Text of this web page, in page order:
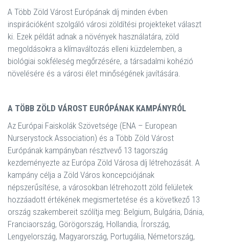
A Több Zöld Várost Európának díj minden évben
inspirációként szolgáló városi zöldítési projekteket választ
ki. Ezek példát adnak a növények használatára, zöld
megoldásokra a klímaváltozás elleni küzdelemben, a
biológiai sokféleség megőrzésére, a társadalmi kohézió
növelésére és a városi élet minőségének javítására.
A TÖBB ZÖLD VÁROST EURÓPÁNAK KAMPÁNYRÓL
Az Európai Faiskolák Szövetsége (ENA – European
Nurserystock Association) és a Több Zöld Várost
Európának kampányban résztvevő 13 tagország
kezdeményezte az Európa Zöld Városa díj létrehozását. A
kampány célja a Zöld Város koncepciójának
népszerűsítése, a városokban létrehozott zöld felületek
hozzáadott értékének megismertetése és a következő 13
ország szakembereit szólítja meg: Belgium, Bulgária, Dánia,
Franciaország, Görögország, Hollandia, Írország,
Lengyelország, Magyarország, Portugália, Németország,